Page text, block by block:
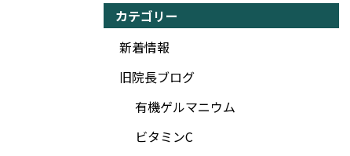
カテゴリー
新着情報
旧院長ブログ
有機ゲルマニウム
ビタミンC